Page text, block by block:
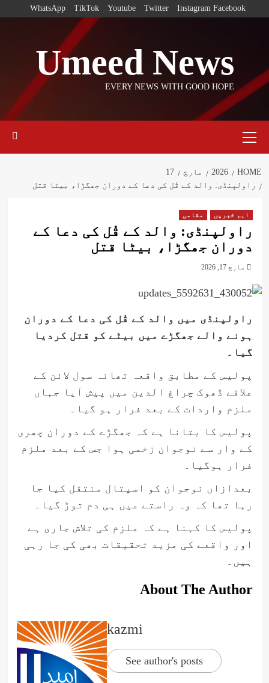
Facebook
Instagram
Twitter
Youtube
TikTok
WhatsApp
Umeed News
EVERY NEWS WITH GOOD HOPE
Menu
HOME
2026 مارچ
17
راولپنڈی: والد کے قُل کی دعا کے دوران جھگڑا، بیٹا قتل
اہم خبریں مقامی
راولپنڈی: والد کے قُل کی دعا کے
دوران جھگڑا، بیٹا قتل
مارچ 17, 2026
راولپنڈی میں والد کے قُل کی دعا کے دوران
ہونے والے جھگڑے میں بیٹے کو قتل کردیا
گیا۔
پولیس کے مطابق واقعہ تھانہ سول لائن کے
علاقے ڈھوک چراغ الدین میں پیش آیا جہاں
ملزم واردات کے بعد فرار ہو گیا۔
پولیس کا بتانا ہے کہ جھگڑے کے دوران چھری
کے وار سے نوجوان زخمی ہوا جس کے بعد ملزم
فرار ہوگیا۔
بعدازاں نوجوان کو اسپتال منتقل کیا جا
رہا تھا کہ وہ راستے میں ہی دم توڑ گیا۔
پولیس کا کہنا ہے کہ ملزم کی تلاش جاری ہے
اور واقعے کی مزید تحقیقات بھی کی جا رہی
ہیں۔
About The Author
kazmi
See author's posts